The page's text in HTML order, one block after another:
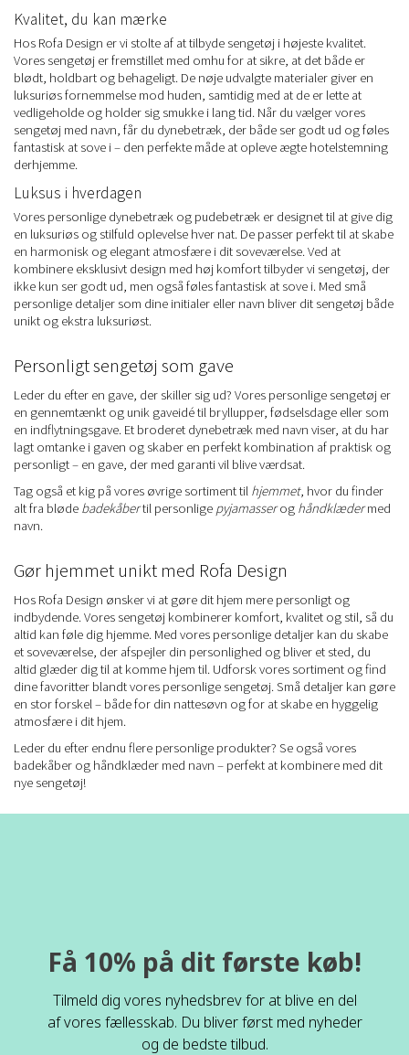
Kvalitet, du kan mærke
Hos Rofa Design er vi stolte af at tilbyde sengetøj i højeste kvalitet.
Vores sengetøj er fremstillet med omhu for at sikre, at det både er
blødt, holdbart og behageligt. De nøje udvalgte materialer giver en
luksuriøs fornemmelse mod huden, samtidig med at de er lette at
vedligeholde og holder sig smukke i lang tid. Når du vælger vores
sengetøj med navn, får du dynebetræk, der både ser godt ud og føles
fantastisk at sove i – den perfekte måde at opleve ægte hotelstemning
derhjemme.
Luksus i hverdagen
Vores personlige dynebetræk og pudebetræk er designet til at give dig
en luksuriøs og stilfuld oplevelse hver nat. De passer perfekt til at skabe
en harmonisk og elegant atmosfære i dit soveværelse. Ved at
kombinere eksklusivt design med høj komfort tilbyder vi sengetøj, der
ikke kun ser godt ud, men også føles fantastisk at sove i. Med små
personlige detaljer som dine initialer eller navn bliver dit sengetøj både
unikt og ekstra luksuriøst.
Personligt sengetøj som gave
Leder du efter en gave, der skiller sig ud? Vores personlige sengetøj er
en gennemtænkt og unik gaveidé til bryllupper, fødselsdage eller som
en indflytningsgave. Et broderet dynebetræk med navn viser, at du har
lagt omtanke i gaven og skaber en perfekt kombination af praktisk og
personligt – en gave, der med garanti vil blive værdsat.
Tag også et kig på vores øvrige sortiment til hjemmet, hvor du finder
alt fra bløde badekåbertil personlige pyjamasserog håndklædermed
navn.
Gør hjemmet unikt med Rofa Design
Hos Rofa Design ønsker vi at gøre dit hjem mere personligt og
indbydende. Vores sengetøj kombinerer komfort, kvalitet og stil, så du
altid kan føle dig hjemme. Med vores personlige detaljer kan du skabe
et soveværelse, der afspejler din personlighed og bliver et sted, du
altid glæder dig til at komme hjem til. Udforsk vores sortiment og find
dine favoritter blandt vores personlige sengetøj. Små detaljer kan gøre
en stor forskel – både for din nattesøvn og for at skabe en hyggelig
atmosfære i dit hjem.
Leder du efter endnu flere personlige produkter? Se også vores
badekåber og håndklæder med navn – perfekt at kombinere med dit
nye sengetøj!
Få 10% på dit første køb!
Tilmeld dig vores nyhedsbrev for at blive en del
af vores fællesskab. Du bliver først med nyheder
og de bedste tilbud.